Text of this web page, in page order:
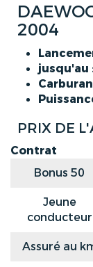
2004
jusqu'au
PRIX DE
Contrat
Bonus 50
Jeune
conducteur
Assuré au